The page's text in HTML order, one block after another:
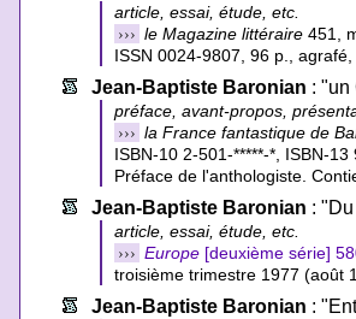
article, essai, étude, etc.
››› le Magazine littéraire 451,
ISSN 0024-9807, 96 p., agrafé,
Jean-Baptiste Baronian : "un
préface, avant-propos,
››› la France fantastique de
ISBN-10 2-501-*****-* ISBN-13
Préface de l'anthologiste.
Jean-Baptiste Baronian :
article, essai, étude, etc.
››› Europe [deuxième série]
troisième trimestre 1977 (août
Jean-Baptiste Baronian :